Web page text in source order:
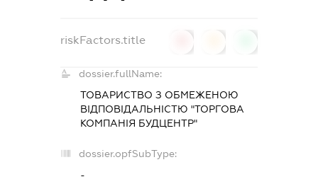
riskFactors.title
dossier.fullName:
ТОВАРИСТВО З ОБМЕЖЕНОЮ
ВІДПОВІДАЛЬНІСТЮ "ТОРГОВА
КОМПАНІЯ БУДЦЕНТР"
dossier.opfSubType:
-